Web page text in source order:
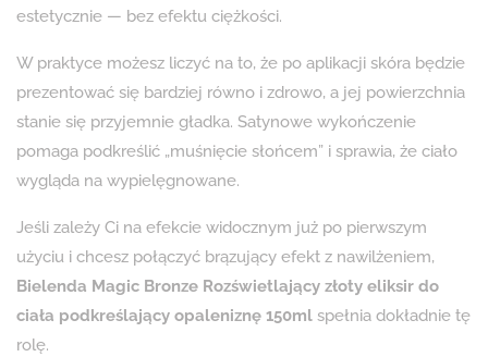
estetycznie — bez efektu ciężkości.
W praktyce możesz liczyć na to, że po aplikacji skóra będzie
prezentować się bardziej równo i zdrowo, a jej powierzchnia
stanie się przyjemnie gładka. Satynowe wykończenie
pomaga podkreślić „muśnięcie słońcem” i sprawia, że ciało
wygląda na wypielęgnowane.
Jeśli zależy Ci na efekcie widocznym już po pierwszym
użyciu i chcesz połączyć brązujący efekt z nawilżeniem,
Bielenda Magic Bronze Rozświetlający złoty eliksir do
ciała podkreślający opaleniznę 150ml spełnia dokładnie tę
rolę.